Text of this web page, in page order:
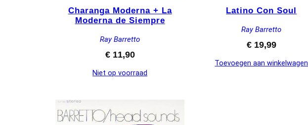
Charanga Moderna + La
Moderna de Siempre
Ray Barretto
€11,90
Niet op voorraad
Latino Con Soul
Ray Barretto
€19,99
Toevoegen aan winkelwagen